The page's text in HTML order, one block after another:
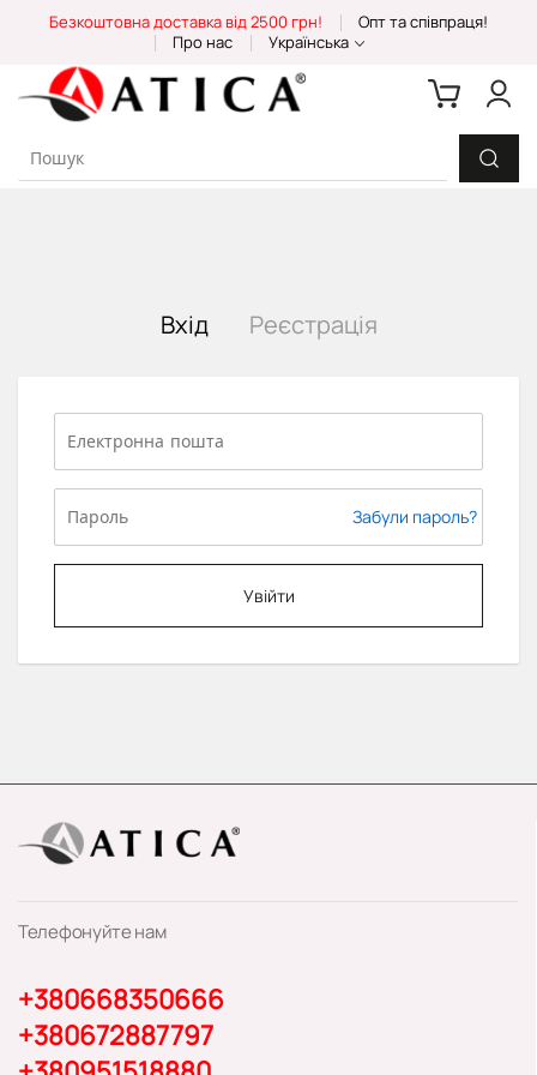
Content
Безкоштовна доставка від 2500 грн!
Опт та співпраця!
Про нас
Українська
Вхід Реєстрація
Забули пароль?
Увійти
Телефонуйте нам
+380668350666
+380672887797